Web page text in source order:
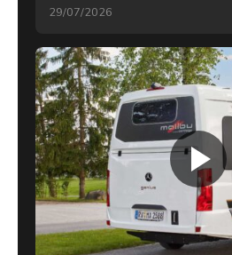
29/07/2026